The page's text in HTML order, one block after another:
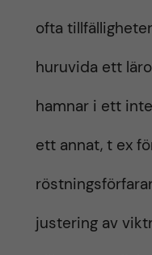
ofta
huruvida ett
hamnar i ett
ett annat, t ex
justering av